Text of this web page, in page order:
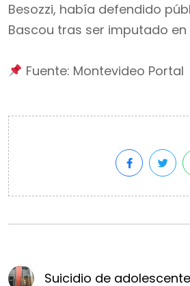
Besozzi, había defendido
Bascou tras ser imputado en
Fuente: Montevideo Portal
Suicidio de